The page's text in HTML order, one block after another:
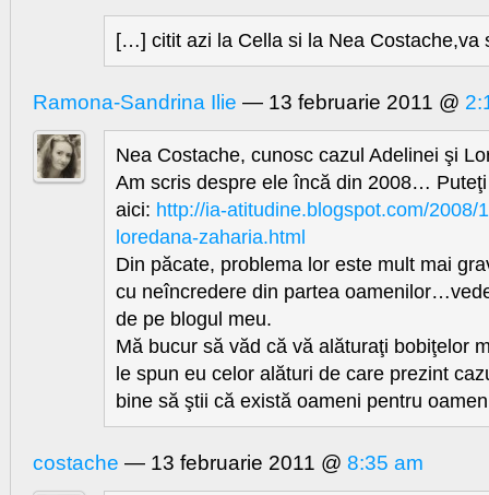
[…] citit azi la Cella si la Nea
Ramona-Sandrina Ilie — 13 februarie 2011 @
Nea Costache, cunosc cazul Adelinei şi
Am scris despre ele încă din 2008…
aici: http://ia-atitudine.blogspot.com/2008/
loredana-zaharia.html
Din păcate, problema lor este mult mai
cu neîncredere din partea
de pe blogul meu.
Mă bucur să văd că vă alăturaţi bobiţelor
le spun eu celor alături de care prezint
bine să ştii că există oameni pentru
costache — 13 februarie 2011 @ 8:35 am